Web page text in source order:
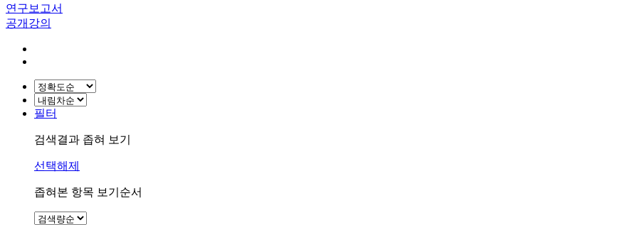
연구보고서
공개강의
필터
검색결과 좁혀 보기
선택해제
좁혀본 항목 보기순서